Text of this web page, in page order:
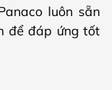
luôn sẵn
để đáp ứng tốt